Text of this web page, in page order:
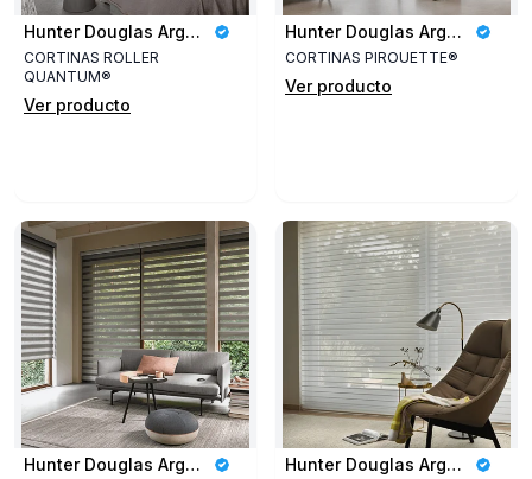
Hunter Douglas Argentina
CORTINAS ROLLER
QUANTUM®
Ver producto
Hunter Douglas Argentina
CORTINAS PIROUETTE®
Ver producto
Hunter Douglas Argentina Hunter Douglas Argentina